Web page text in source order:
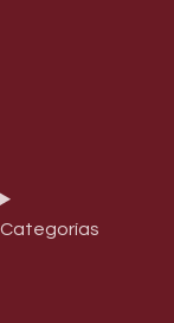
Categorías